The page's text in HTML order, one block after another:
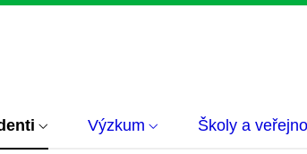
Výzkum Školy a